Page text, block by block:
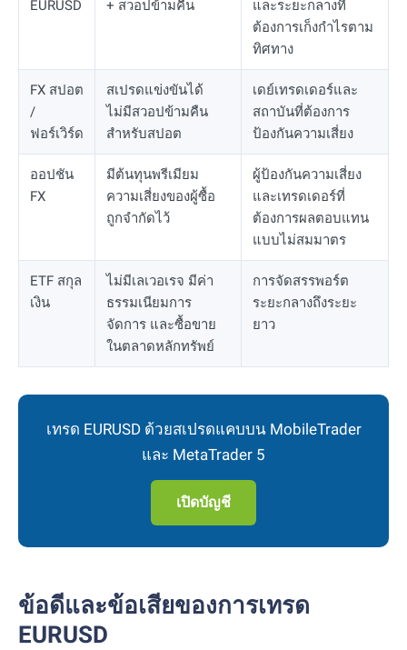
EURUSD
+ สวอปข้ามคืน
และระยะกลางที่
ต้องการเก็งกำไรตาม
ทิศทาง
FX สปอต
/
ฟอร์เวิร์ด
สเปรดแข่งขันได้
ไม่มีสวอปข้ามคืน
สำหรับสปอต
เดย์เทรดเดอร์และ
สถาบันที่ต้องการ
ป้องกันความเสี่ยง
ออปชัน
FX
มีต้นทุนพรีเมียม
ความเสี่ยงของผู้ซื้อ
ถูกจำกัดไว้
ผู้ป้องกันความเสี่ยง
และเทรดเดอร์ที่
ต้องการผลตอบแทน
แบบไม่สมมาตร
ETF สกุล
เงิน
ไม่มีเลเวอเรจ มีค่า
ธรรมเนียมการ
จัดการ และซื้อขาย
ในตลาดหลักทรัพย์
การจัดสรรพอร์ต
ระยะกลางถึงระยะ
ยาว
เทรด EURUSD ด้วยสเปรดแคบบน MobileTrader
และ MetaTrader 5
เปิดบัญชี
ข้อดีและข้อเสียของการเทรด
EURUSD